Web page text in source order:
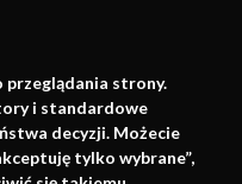
przeglądania strony.
i standardowe
decyzji. Możecie
tylko wybrane”,